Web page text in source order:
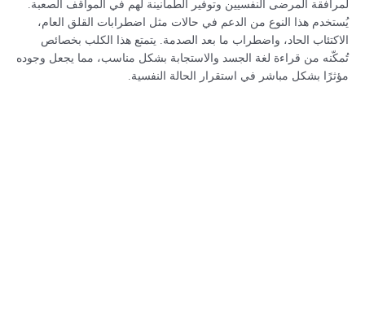
لمرافقة المرضى النفسيين وتوفير الطمأنينة لهم في المواقف الصعبة.
يُستخدم هذا النوع من الدعم في حالات مثل اضطرابات القلق العام،
الاكتئاب الحاد، واضطراب ما بعد الصدمة. يتمتع هذا الكلب بخصائص
تُمكّنه من قراءة لغة الجسد والاستجابة بشكل مناسب، مما يجعل وجوده
مؤثرًا بشكل مباشر في استقرار الحالة النفسية.